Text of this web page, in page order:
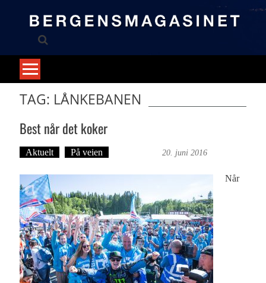
TAG: LÅNKEBANEN
Best når det koker
Aktuelt På veien 20. juni 2016
Når